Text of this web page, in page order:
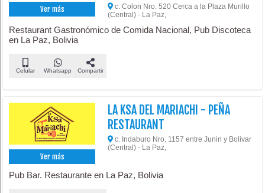
Ver más
c. Colon Nro. 520 Cerca a la Plaza Murillo
(Central) - La Paz,
Restaurant Gastronómico de Comida Nacional, Pub Discoteca
en La Paz, Bolivia
Celular Whatsapp Compartir
Ver más
LA KSA DEL MARIACHI - PEÑA
RESTAURANT
c. Indaburo Nro. 1157 entre Junin y Bolivar
(Central) - La Paz,
Pub Bar. Restaurante en La Paz, Bolivia